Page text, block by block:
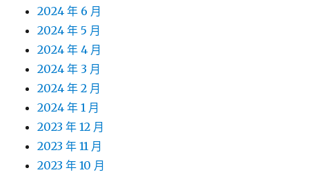
2024 年 6 月
2024 年 5 月
2024 年 4 月
2024 年 3 月
2024 年 2 月
2024 年 1 月
2023 年 12 月
2023 年 11 月
2023 年 10 月